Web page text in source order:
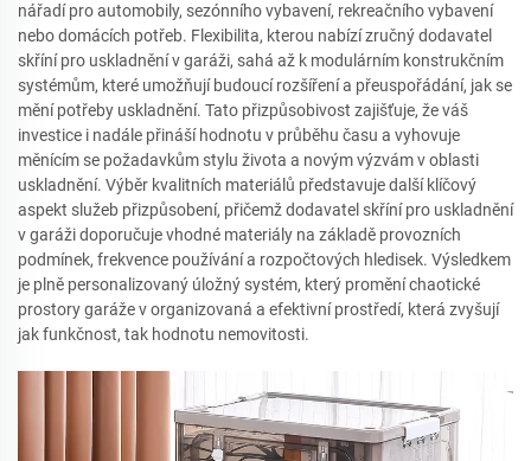
nářadí pro automobily, sezónního vybavení, rekreačního vybavení
nebo domácích potřeb. Flexibilita, kterou nabízí zručný dodavatel
skříní pro uskladnění v garáži, sahá až k modulárním konstrukčním
systémům, které umožňují budoucí rozšíření a přeuspořádání, jak se
mění potřeby uskladnění. Tato přizpůsobivost zajišťuje, že váš
investice i nadále přináší hodnotu v průběhu času a vyhovuje
měnícím se požadavkům stylu života a novým výzvám v oblasti
uskladnění. Výběr kvalitních materiálů představuje další klíčový
aspekt služeb přizpůsobení, přičemž dodavatel skříní pro uskladnění
v garáži doporučuje vhodné materiály na základě provozních
podmínek, frekvence používání a rozpočtových hledisek. Výsledkem
je plně personalizovaný úložný systém, který promění chaotické
prostory garáže v organizovaná a efektivní prostředí, která zvyšují
jak funkčnost, tak hodnotu nemovitosti.